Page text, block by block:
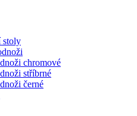
stoly
chromové
stříbrné
černé